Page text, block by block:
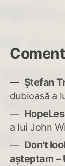
Ștefan
dubioasă a
a lui John
Don't
așteptam –